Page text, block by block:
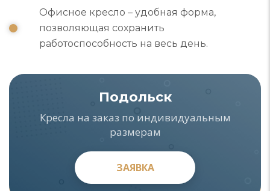
Офисное кресло – удобная форма,
позволяющая сохранить
работоспособность на весь день.
Подольск
Кресла на заказ по индивидуальным
размерам
ЗАЯВКА
ЗАЯВКА